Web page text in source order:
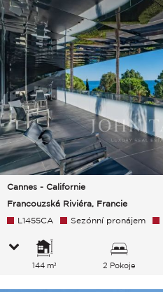
Cannes - Californie
Francouzská Riviéra, Francie
L1455CA Sezónní pronájem
144 m² 2 Pokoje